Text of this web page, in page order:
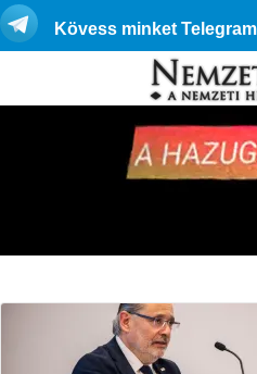
Kövess minket